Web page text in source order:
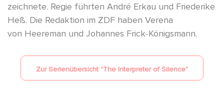
zeichnete. Regie führten André Erkau und Friederike
Heß. Die Redaktion im ZDF haben Verena
von Heereman und Johannes Frick-Königsmann.
Zur Serienübersicht "The Interpreter of Silence"